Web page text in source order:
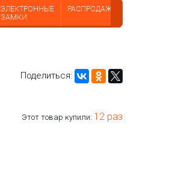
ЭЛЕКТРОННЫЕ
ЗАМКИ
РАСПРОДАЖА
Поделиться:
Этот товар купили: 12 раз